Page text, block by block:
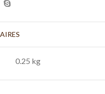
0.25 kg